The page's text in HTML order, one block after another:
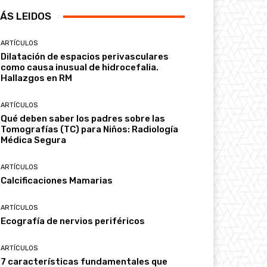
LEIDOS
ARTÍCULOS
Dilatación de espacios perivasculares
como causa inusual de hidrocefalia.
Hallazgos en RM
ARTÍCULOS
Qué deben saber los padres sobre las
Tomografías (TC) para Niños: Radiología
Médica Segura
ARTÍCULOS
Calcificaciones Mamarias
ARTÍCULOS
Ecografía de nervios periféricos
ARTÍCULOS
7 características fundamentales que